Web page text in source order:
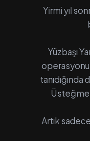
Yirmi yıl
Yüzbaşı
tanıdığında
Artık